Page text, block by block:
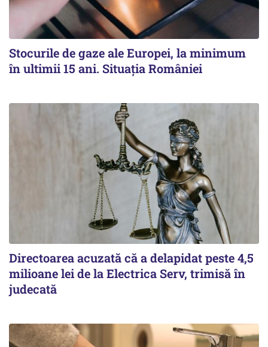
Stocurile de gaze ale Europei, la minimum
în ultimii 15 ani. Situația României
Directoarea acuzată că a delapidat peste 4,5
milioane lei de la Electrica Serv, trimisă în
judecată